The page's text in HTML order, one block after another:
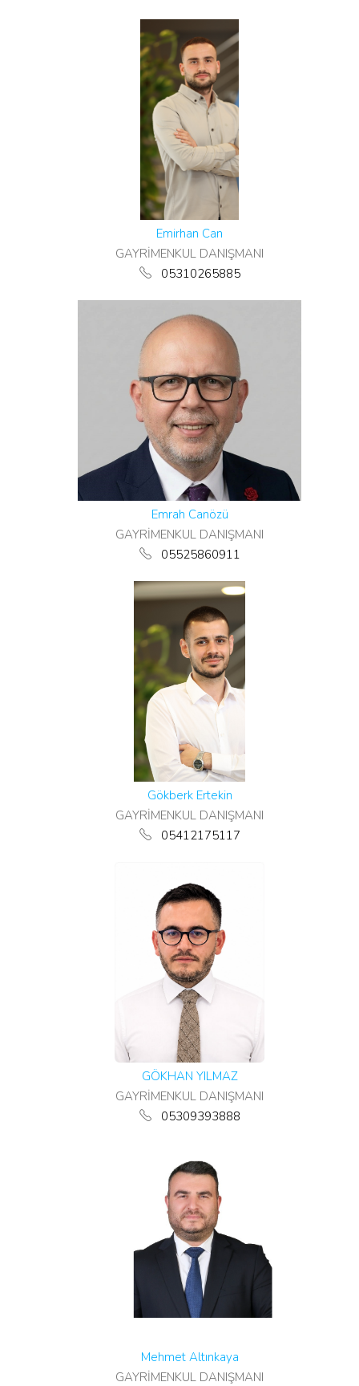
Emirhan Can
GAYRİMENKUL DANIŞMANI
05310265885
Emrah Canözü
GAYRİMENKUL DANIŞMANI
05525860911
Gökberk Ertekin
GAYRİMENKUL DANIŞMANI
05412175117
GÖKHAN YILMAZ
GAYRİMENKUL DANIŞMANI
05309393888
Mehmet Altınkaya
GAYRİMENKUL DANIŞMANI